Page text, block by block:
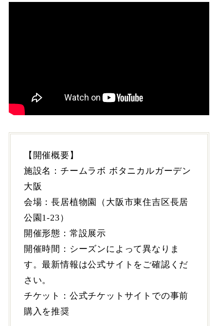
【開催概要】
施設名：チームラボ ボタニカルガーデン
大阪
会場：長居植物園（大阪市東住吉区長居
公園1-23）
開催形態：常設展示
開催時間：シーズンによって異なりま
す。最新情報は公式サイトをご確認くだ
さい。
チケット：公式チケットサイトでの事前
購入を推奨